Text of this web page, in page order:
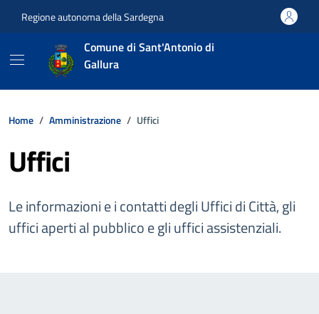
Regione autonoma della Sardegna
Comune di Sant'Antonio di
Gallura
Home Amministrazione Uffici
Uffici
Le informazioni e i contatti degli Uffici di Città, gli
uffici aperti al pubblico e gli uffici assistenziali.